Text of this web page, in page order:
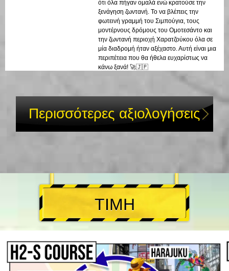
ότι όλα πήγαν ομαλά ενώ κρατούσε την
ξενάγηση ζωντανή. Το να βλέπεις την
φωτεινή γραμμή του Σιμπούγια, τους
μοντέρνους δρόμους του Ομοτεσάντο και
την ζωντανή περιοχή Χαρατζούκου όλα σε
μία διαδρομή ήταν αξέχαστο. Αυτή είναι μια
περιπέτεια που θα ήθελα ευχαρίστως να
κάνω ξανά! 🚀🇯🇵
Περισσότερες αξιολογήσεις
ΤΙΜΗ